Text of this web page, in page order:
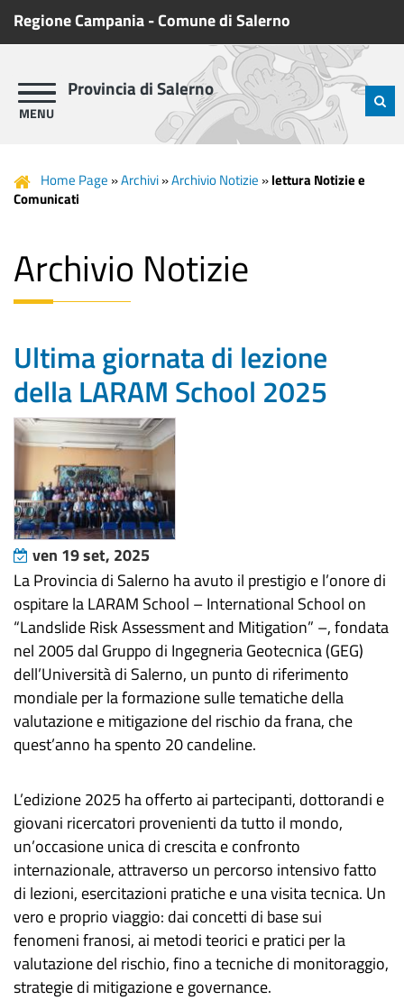
Regione Campania-Comune di Salerno
Provincia di Salerno
Home Page »Archivi»Archivio Notizie »lettura Notizie e
Comunicati
Archivio Notizie
Ultima giornata di lezione
della LARAM School 2025
ven 19 set, 2025
La Provincia di Salerno ha avuto il prestigio e l’onore di
ospitare la LARAM School – International School on
“Landslide Risk Assessment and Mitigation” –, fondata
nel 2005 dal Gruppo di Ingegneria Geotecnica (GEG)
dell’Università di Salerno, un punto di riferimento
mondiale per la formazione sulle tematiche della
valutazione e mitigazione del rischio da frana, che
quest’anno ha spento 20 candeline.
L’edizione 2025 ha offerto ai partecipanti, dottorandi e
giovani ricercatori provenienti da tutto il mondo,
un’occasione unica di crescita e confronto
internazionale, attraverso un percorso intensivo fatto
di lezioni, esercitazioni pratiche e una visita tecnica. Un
vero e proprio viaggio: dai concetti di base sui
fenomeni franosi, ai metodi teorici e pratici per la
valutazione del rischio, fino a tecniche di monitoraggio,
strategie di mitigazione e governance.